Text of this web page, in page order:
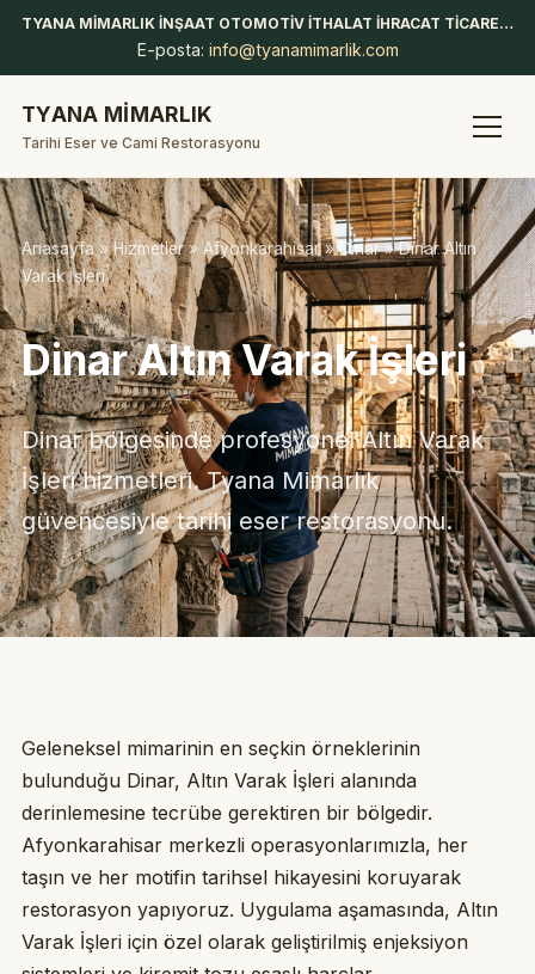
TYANA MİMARLIK İNŞAAT OTOMOTİV İTHALAT İHRACAT TİCARET LİMİTED ŞİRKETİ
E-posta: info@tyanamimarlik.com
TYANA MİMARLIK
Tarihi Eser ve Cami Restorasyonu
Anasayfa»Hizmetler» Afyonkarahisar»Dinar» Dinar Altın
Varak İşleri
Dinar Altın Varak İşleri
Dinar bölgesinde profesyonel Altın Varak
İşleri hizmetleri. Tyana Mimarlık
güvencesiyle tarihi eser restorasyonu.
Geleneksel mimarinin en seçkin örneklerinin
bulunduğu Dinar, Altın Varak İşleri alanında
derinlemesine tecrübe gerektiren bir bölgedir.
Afyonkarahisar merkezli operasyonlarımızla, her
taşın ve her motifin tarihsel hikayesini koruyarak
restorasyon yapıyoruz. Uygulama aşamasında, Altın
Varak İşleri için özel olarak geliştirilmiş enjeksiyon